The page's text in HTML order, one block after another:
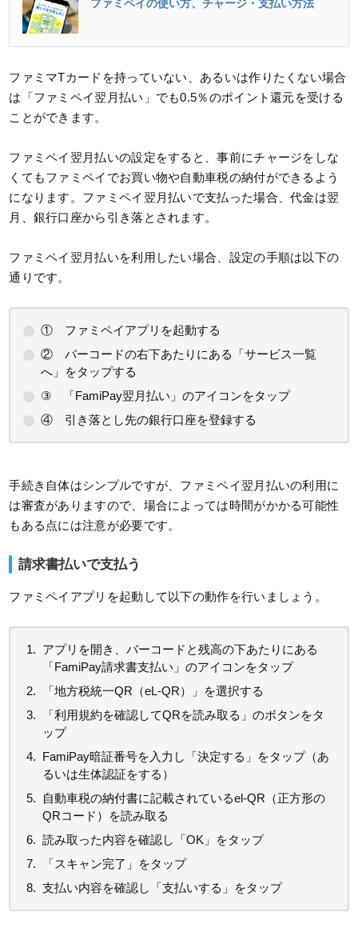
ファミペイの使い方、チャージ・支払い方法
ファミマTカードを持っていない、あるいは作りたくない場合
は「ファミペイ翌月払い」でも0.5％のポイント還元を受ける
ことができます。
ファミペイ翌月払いの設定をすると、事前にチャージをしな
くてもファミペイでお買い物や自動車税の納付ができるよう
になります。ファミペイ翌月払いで支払った場合、代金は翌
月、銀行口座から引き落とされます。
ファミペイ翌月払いを利用したい場合、設定の手順は以下の
通りです。
① ファミペイアプリを起動する
② バーコードの右下あたりにある「サービス一覧
へ」をタップする
③ 「FamiPay翌月払い」のアイコンをタップ
④ 引き落とし先の銀行口座を登録する
手続き自体はシンプルですが、ファミペイ翌月払いの利用に
は審査がありますので、場合によっては時間がかかる可能性
もある点には注意が必要です。
請求書払いで支払う
ファミペイアプリを起動して以下の動作を行いましょう。
アプリを開き、バーコードと残高の下あたりにある
「FamiPay請求書支払い」のアイコンをタップ
「地方税統一QR（eL-QR）」を選択する
「利用規約を確認してQRを読み取る」のボタンをタ
ップ
FamiPay暗証番号を入力し「決定する」をタップ（あ
るいは生体認証をする）
自動車税の納付書に記載されているel-QR（正方形の
QRコード）を読み取る
読み取った内容を確認し「OK」をタップ
「スキャン完了」をタップ
支払い内容を確認し「支払いする」をタップ